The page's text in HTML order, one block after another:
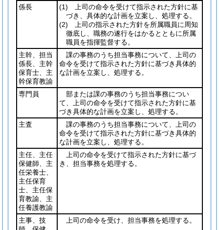
係長
(1) 上司の命令を受けて指示された方針に基
づき、具体的な計画を立案し、処理する。
(2) 上司の指示された方針を所属職員に周知
徹底し、職務の遂行をはかるとともに所属
職員を指揮監督する。
主幹、担当
係長、主幹
保育士、主
幹保育教諭
課の事務のうち担当事務について、上司の
命令を受けて指示された方針に基づき具体的
な計画を立案し、処理する。
専門員
部または課の事務のうち担当事務につい
て、上司の命令を受けて指示された方針に基
づき具体的な計画を立案し、処理する。
主査
課の事務のうち担当事務について、上司の
命令を受けて指示された方針に基づき具体的
な計画を立案し、処理する。
主任、主任
保健師、主
任栄養士、
主任保育
士、主任保
育教諭、主
任養護教諭
上司の命令を受けて指示された方針に基づ
き、担当事務を処理する。
主事、技
上司の命令を受け、担当事務を処理する。